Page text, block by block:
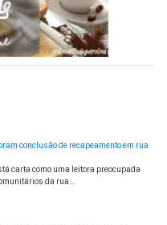
conclusão de recapeamento em rua
carta como uma leitora preocupada
da rua…